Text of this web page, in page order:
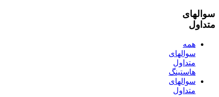
سوالهای
متداول
همه
سوالهای
متداول
هاستینگ
سوالهای
متداول